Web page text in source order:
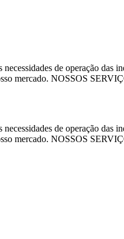
de operação das
mercado. NOSSOS
de operação das
mercado. NOSSOS